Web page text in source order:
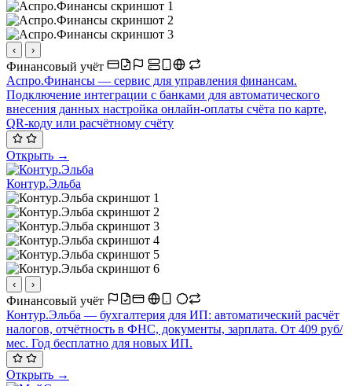
‹ ›
Финансовый учёт
Аспро.Финансы — сервис для управления финансам.
Подключение интеграции с банками для автоматического
внесения данных настройка онлайн-оплаты счёта по карте,
QR-коду или расчётному счёту
Открыть →
Контур.Эльба
‹ ›
Финансовый учёт
Контур.Эльба — бухгалтерия для ИП: автоматический расчёт
налогов, отчётность в ФНС, документы, зарплата. От 409 руб/
мес. Год бесплатно для новых ИП.
Открыть →